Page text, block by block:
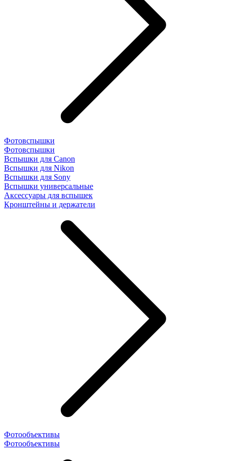
Фотовспышки
Фотовспышки
Вспышки для Canon
Вспышки для Nikon
Вспышки для Sony
Вспышки универсальные
Аксесcуары для вспышек
Кронштейны и держатели
Фотообъективы
Фотообъективы